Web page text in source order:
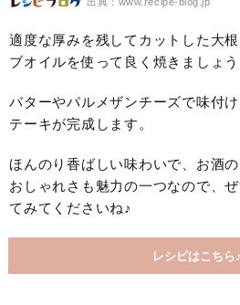
適度な厚みを残してカットした大
ブオイルを使って良く焼きましょう
バターやパルメザンチーズで味付
テーキが完成します。
ほんのり香ばしい味わいで、お酒
おしゃれさも魅力の一つなので、
てみてくださいね♪
レシピはこちら♪